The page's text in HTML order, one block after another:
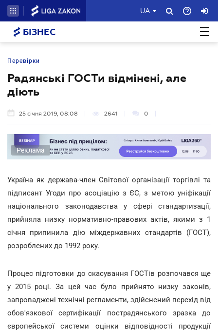
UA
БІЗНЕС
Перевірки
Радянські ГОСТи відмінені, але
діють
25 січня 2019, 08:08 2641 0
Реклама
Україна як держава-член Світової організації торгівлі та
підписант Угоди про асоціацію з ЄС, з метою уніфікації
національного законодавства у сфері стандартизації,
прийняла низку нормативно-правових актів, якими з 1
січня припинила дію міждержавних стандартів (ГОСТ),
розроблених до 1992 року.
Процес підготовки до скасування ГОСТів розпочався ще
у 2015 році. За цей час було прийнято низку законів,
запроваджені технічні регламенти, здійснений перехід від
обов'язкової сертифікації пострадянського зразка до
європейської системи оцінки відповідності продукції